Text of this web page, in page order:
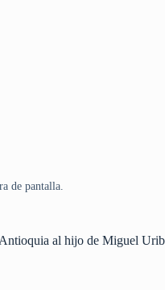
de pantalla.
al hijo de Miguel